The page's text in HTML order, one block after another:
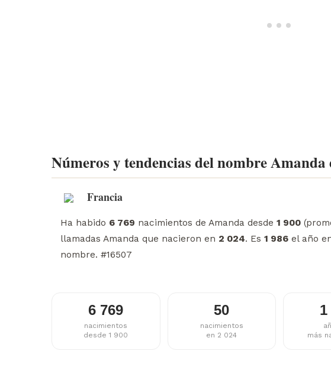
Números y tendencias del nombre Amanda
Francia
Ha habido 6 769 nacimientos de Amanda desde 1 900
llamadas Amanda que nacieron en 2 024. Es 1 986 el año
nombre. #16507
6 769
nacimientos
desde 1 900
50
nacimientos
en 2 024
1
más